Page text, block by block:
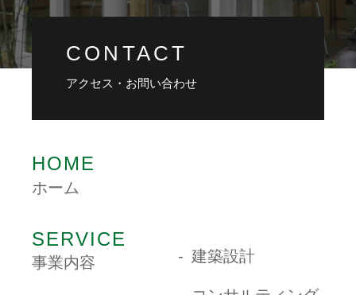
CONTACT
アクセス・お問い合わせ
HOME
ホーム
SERVICE
事業内容 建築設計